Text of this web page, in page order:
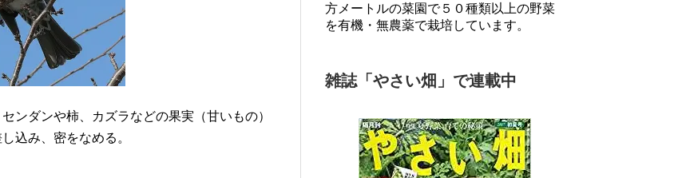
ンダンや柿、カズラなどの果実（甘いもの）
込み、密をなめる。
方メートルの菜園で５０種類以上の野菜
を有機・無農薬で栽培しています。
雑誌「やさい畑」で連載中